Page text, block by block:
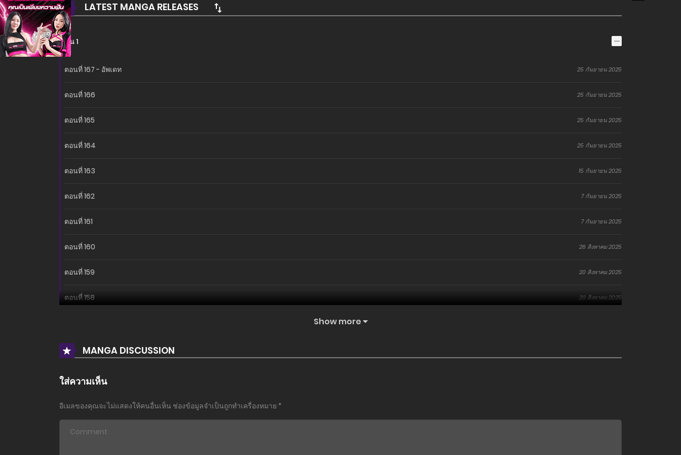
LATEST MANGA RELEASES
ซีซั่น 1
ตอนที่ 167 - อัพเดท 25 กันยายน 2025
ตอนที่ 166 25 กันยายน 2025
ตอนที่ 165 25 กันยายน 2025
ตอนที่ 164 25 กันยายน 2025
ตอนที่ 163 15 กันยายน 2025
ตอนที่ 162 7 กันยายน 2025
ตอนที่ 161 7 กันยายน 2025
ตอนที่ 160 26 สิงหาคม 2025
ตอนที่ 159 20 สิงหาคม 2025
ตอนที่ 158 20 สิงหาคม 2025
ตอนที่ 156
Show more
MANGA DISCUSSION
ใส่ความเห็น
อีเมลของคุณจะไม่แสดงให้คนอื่นเห็น ช่องข้อมูลจำเป็นถูกทำเครื่องหมาย *